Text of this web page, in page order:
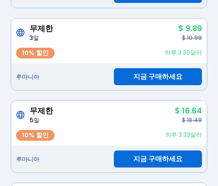
무제한 $ 9.89
3일 $ 10.99
10% 할인 하루 3.30달러
루마니아 지금 구매하세요
무제한 $ 16.64
5일 $ 18.49
10% 할인 하루 3.33달러
루마니아 지금 구매하세요